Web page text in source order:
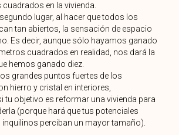
en la vivienda.
lugar, al hacer que todos los
tan abiertos, la sensación de espacio
Es decir, aunque sólo hayamos ganado
cuadrados en realidad, nos dará la
hemos ganado diez.
grandes puntos fuertes de los
hierro y cristal en interiores,
tu objetivo es reformar una vivienda para
(porque hará que tus potenciales
perciban un mayor tamaño).